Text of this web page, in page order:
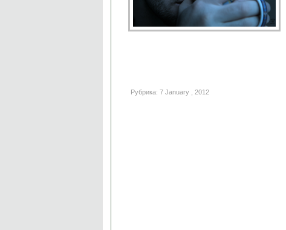
Рубрика: 7 January , 2012